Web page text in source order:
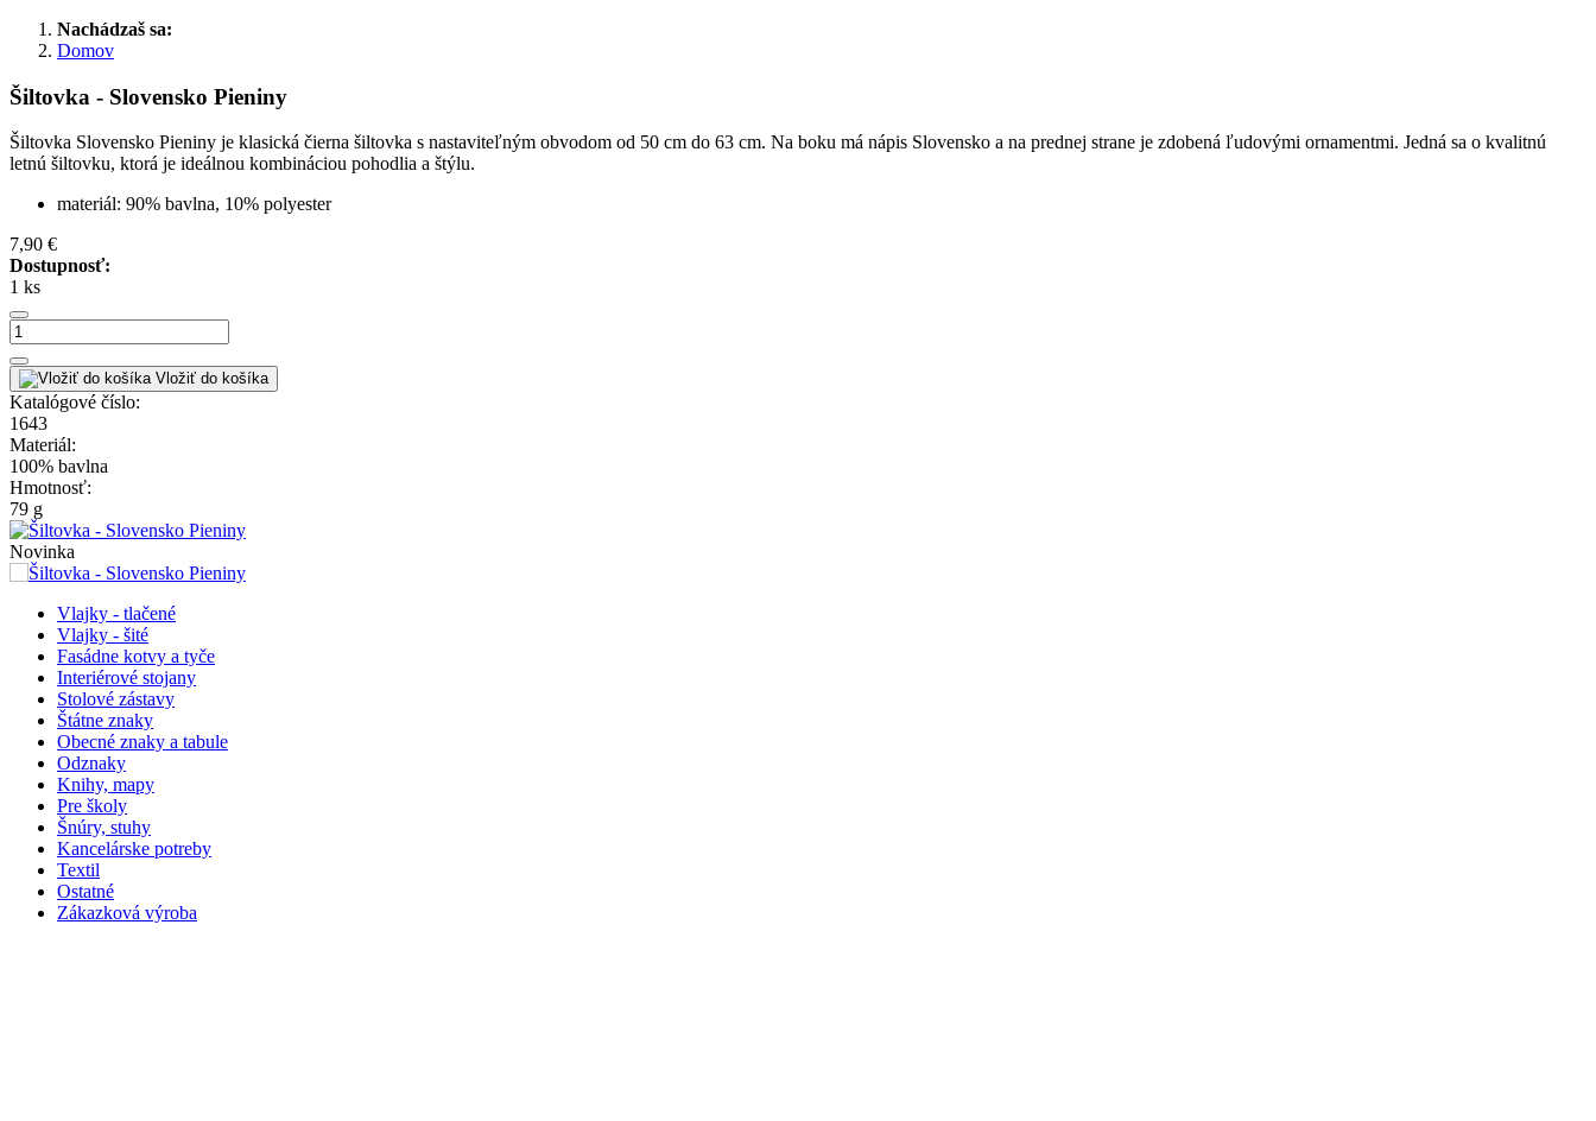
Nachádzaš sa:
Domov
Šiltovka - Slovensko Pieniny
Šiltovka Slovensko Pieniny je klasická čierna šiltovka s nastaviteľným obvodom od 50 cm do 63 cm. Na boku má nápis Slovensko a na prednej strane je zdobená ľudovými ornamentmi. Jedná sa o kvalitnú
letnú šiltovku, ktorá je ideálnou kombináciou pohodlia a štýlu.
materiál: 90% bavlna, 10% polyester
7,90 €
Dostupnosť:
1 ks
Vložiť do košíka
Katalógové číslo:
1643
Materiál:
100% bavlna
Hmotnosť:
79 g
Novinka
Vlajky - tlačené
Vlajky - šité
Fasádne kotvy a tyče
Interiérové stojany
Stolové zástavy
Štátne znaky
Obecné znaky a tabule
Odznaky
Knihy, mapy
Pre školy
Šnúry, stuhy
Kancelárske potreby
Textil
Ostatné
Zákazková výroba